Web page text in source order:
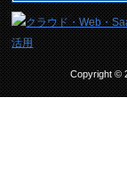
Copyright ©